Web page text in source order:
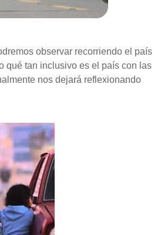
observar recorriendo el país
qué tan inclusivo es el país con las
nos dejará reflexionando